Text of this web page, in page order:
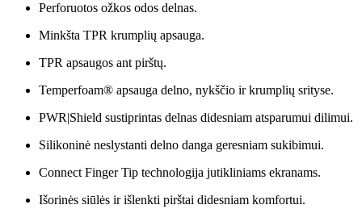
Perforuotos ožkos odos delnas.
Minkšta TPR krumplių apsauga.
TPR apsaugos ant pirštų.
Temperfoam® apsauga delno, nykščio ir krumplių srityse.
PWR|Shield sustiprintas delnas didesniam atsparumui dilimui.
Silikoninė neslystanti delno danga geresniam sukibimui.
Connect Finger Tip technologija jutikliniams ekranams.
Išorinės siūlės ir išlenkti pirštai didesniam komfortui.